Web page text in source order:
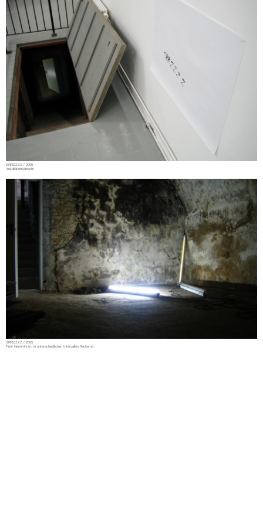
SRRZZZZ / 2005
Installationsansicht
SRRZZZZ / 2005
Fünf Neonröhren, in unterschiedlichen Intervallen flackernd.